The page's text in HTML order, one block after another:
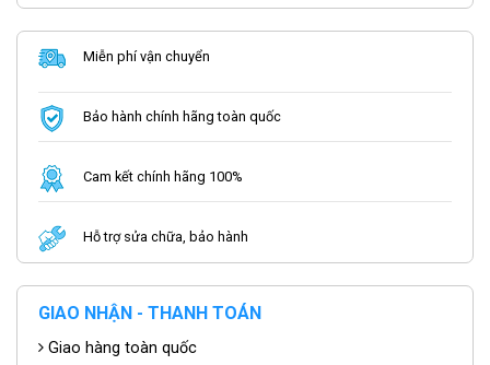
Miễn phí vận chuyển
Bảo hành chính hãng toàn quốc
Cam kết chính hãng 100%
Hỗ trợ sửa chữa, bảo hành
GIAO NHẬN - THANH TOÁN
Giao hàng toàn quốc